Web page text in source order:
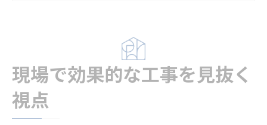
効果的な工事には職人の誠実さが不可欠な
口が達者な職人より重視される本当の実力
現場で効果的な工事を見抜く
視点